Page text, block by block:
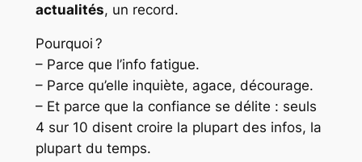
actualités, un record.
Pourquoi ?
– Parce que l’info fatigue.
– Parce qu’elle inquiète, agace, décourage.
– Et parce que la confiance se délite : seuls
4 sur 10 disent croire la plupart des infos, la
plupart du temps.